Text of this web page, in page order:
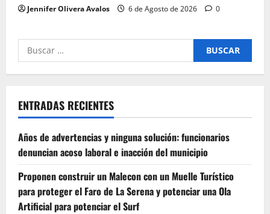
Jennifer Olivera Avalos 6 de Agosto de 2026 0
Buscar
por:
ENTRADAS RECIENTES
Años de advertencias y ninguna solución: funcionarios
denuncian acoso laboral e inacción del municipio
Proponen construir un Malecon con un Muelle Turístico
para proteger el Faro de La Serena y potenciar una Ola
Artificial para potenciar el Surf